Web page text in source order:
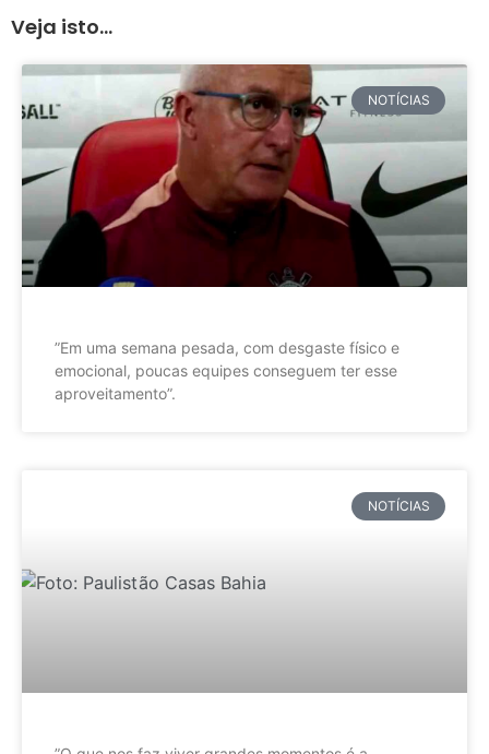
Veja isto...
NOTÍCIAS
”Em uma semana pesada, com desgaste físico e
emocional, poucas equipes conseguem ter esse
aproveitamento”.
NOTÍCIAS